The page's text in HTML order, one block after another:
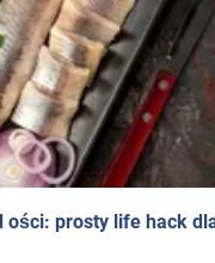
prosty life hack